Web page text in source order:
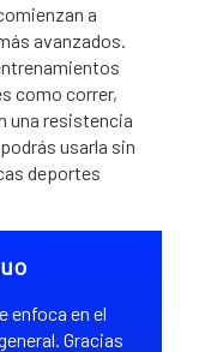
a
avanzados.
como correr,
una resistencia
usarla sin
deportes
enfoca en el
Gracias